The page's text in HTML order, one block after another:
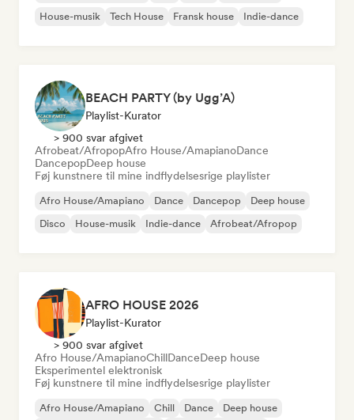
House-musik
Tech House Fransk house Indie-dance
BEACH PARTY (by Ugg’A)
Playlist-Kurator
> 900 svar afgivet
Afrobeat/AfropopAfro House/AmapianoDance
DancepopDeep house
Føj kunstnere til mine indflydelsesrige playlister
Afro House/Amapiano Dance Dancepop
Deep house
Disco
House-musik Indie-dance Afrobeat/Afropop
AFRO HOUSE 2026
Playlist-Kurator
> 900 svar afgivet
Afro House/AmapianoChillDanceDeep house
Eksperimentel elektronisk
Føj kunstnere til mine indflydelsesrige playlister
Afro House/Amapiano Chill Dance
Deep house